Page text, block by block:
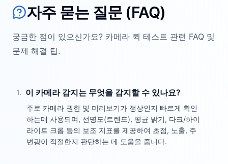
자주 묻는 질문 (FAQ)
궁금한 점이 있으신가요? 카메라 퀵 테스트 관련 FAQ 및
문제 해결 팁.
1. 이 카메라 감지는 무엇을 감지할 수 있나요?
주로 카메라 권한 및 미리보기가 정상인지 빠르게 확인
하는데 사용되며, 선명도(트렌드), 평균 밝기, 다크/하이
라이트 크롭 등의 보조 지표를 제공하여 초점, 노출, 주
변광이 적절한지 판단하는 데 도움을 줍니다.